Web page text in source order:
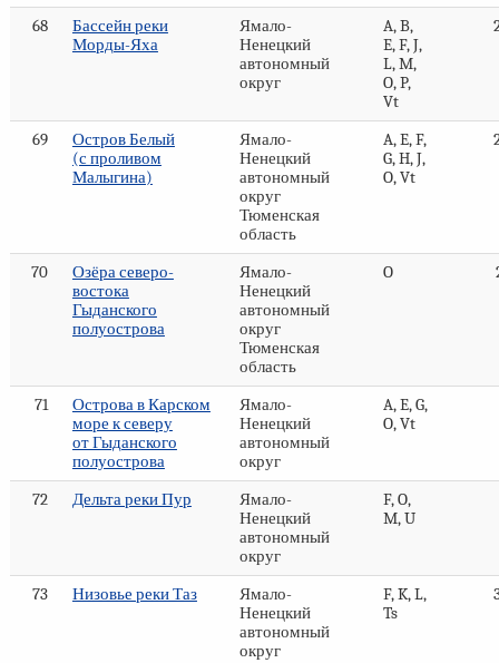
68
Бассейн реки
Морды-Яха
Ямало-
Ненецкий
автономный
округ
A, B,
E, F, J,
L, M,
O, P,
Vt
69
Остров Белый
(с проливом
Малыгина)
Ямало-
Ненецкий
автономный
округ
Тюменская
область
A, E, F,
G, H, J,
O, Vt
70
Озёра северо-
востока
Гыданского
полуострова
Ямало-
Ненецкий
автономный
округ
Тюменская
область
O
71
Острова в Карском
море к северу
от Гыданского
полуострова
Ямало-
Ненецкий
автономный
округ
A, E, G,
O, Vt
72 Дельта реки Пур
Ямало-
Ненецкий
автономный
округ
F, O,
M, U
73 Низовье реки Таз
Ямало-
Ненецкий
автономный
округ
F, K, L,
Ts